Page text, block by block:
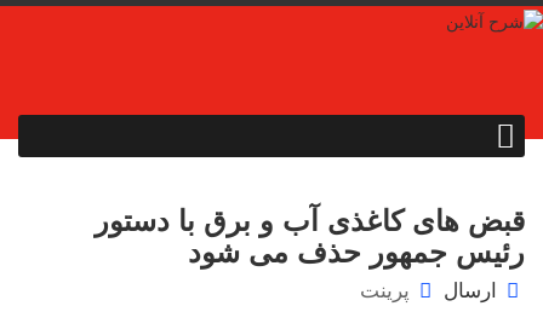
قبض های کاغذی آب و برق با دستور
رئیس جمهور حذف می شود
ارسال پرینت